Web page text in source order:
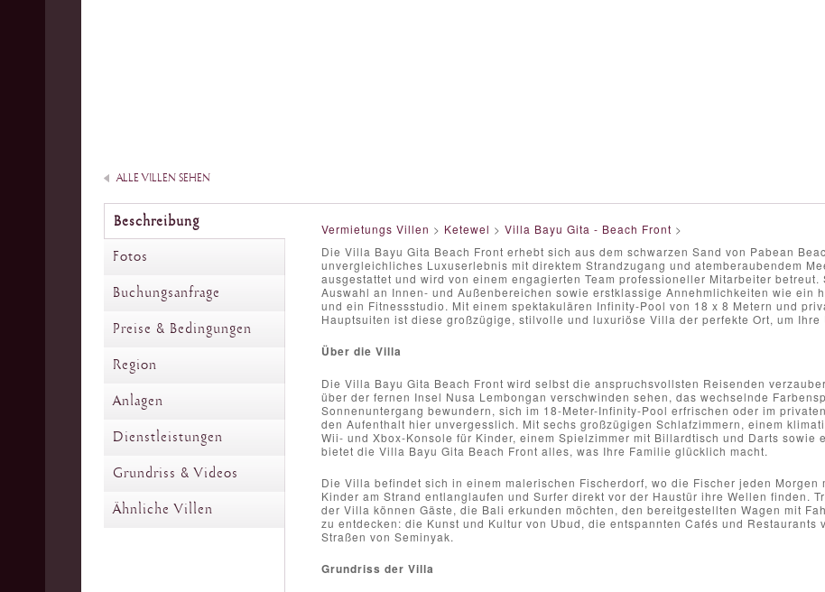
ALLE VILLEN SEHEN
Beschreibung
Fotos
Buchungsanfrage
Preise & Bedingungen
Region
Anlagen
Dienstleistungen
Grundriss & Videos
Ähnliche Villen
Vermietungs Villen > Ketewel > Villa Bayu Gita - Beach Front >
Die Villa Bayu Gita Beach Front erhebt sich aus dem schwarzen Sand von Pabean
unvergleichliches Luxuserlebnis mit direktem Strandzugang und atemberaubendem
ausgestattet und wird von einem engagierten Team professioneller Mitarbeiter
Auswahl an Innen- und Außenbereichen sowie erstklassige Annehmlichkeiten wie ein
und ein Fitnessstudio. Mit einem spektakulären Infinity-Pool von 18 x 8 Metern und
Hauptsuiten ist diese großzügige, stilvolle und luxuriöse Villa der perfekte Ort, um
Über die Villa
Die Villa Bayu Gita Beach Front wird selbst die anspruchsvollsten Reisenden
über der fernen Insel Nusa Lembongan verschwinden sehen, das wechselnde
Sonnenuntergang bewundern, sich im 18-Meter-Infinity-Pool erfrischen oder im
den Aufenthalt hier unvergesslich. Mit sechs großzügigen Schlafzimmern, einem
Wii- und Xbox-Konsole für Kinder, einem Spielzimmer mit Billardtisch und Darts sowie
bietet die Villa Bayu Gita Beach Front alles, was Ihre Familie glücklich macht.
Die Villa befindet sich in einem malerischen Fischerdorf, wo die Fischer jeden
Kinder am Strand entlanglaufen und Surfer direkt vor der Haustür ihre Wellen finden.
der Villa können Gäste, die Bali erkunden möchten, den bereitgestellten Wagen mit
zu entdecken: die Kunst und Kultur von Ubud, die entspannten Cafés und
Straßen von Seminyak.
Grundriss der Villa